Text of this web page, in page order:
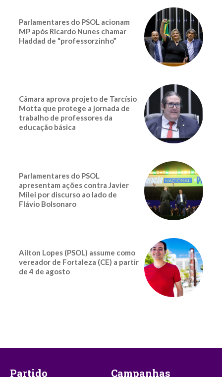
Parlamentares do PSOL acionam
MP após Ricardo Nunes chamar
Haddad de “professorzinho”
Câmara aprova projeto de Tarcísio
Motta que protege a jornada de
trabalho de professores da
educação básica
Parlamentares do PSOL
apresentam ações contra Javier
Milei por discurso ao lado de
Flávio Bolsonaro
Ailton Lopes (PSOL) assume como
vereador de Fortaleza (CE) a partir
de 4 de agosto
Partido Campanhas